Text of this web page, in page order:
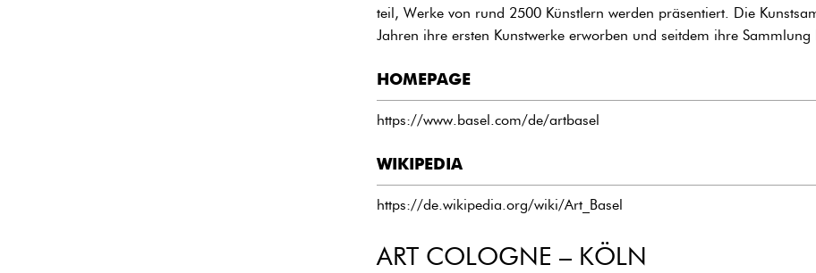
teil, Werke von rund 2500 Künstlern werden präsentiert. Die
Jahren ihre ersten Kunstwerke erworben und seitdem ihre
HOMEPAGE
https://www.basel.com/de/artbasel
WIKIPEDIA
https://de.wikipedia.org/wiki/Art_Basel
ART COLOGNE – KÖLN